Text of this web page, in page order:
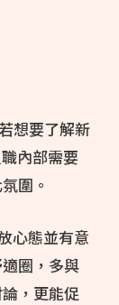
想要了解新
內部需要
圍。
心態並有意
圈，多與
，更能促